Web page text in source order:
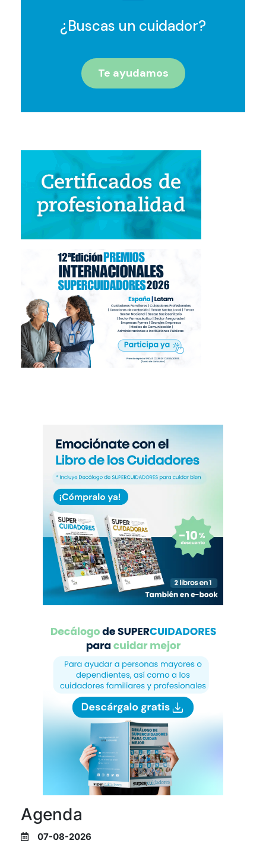
¿Buscas un cuidador?
Te ayudamos
Agenda
07-08-2026